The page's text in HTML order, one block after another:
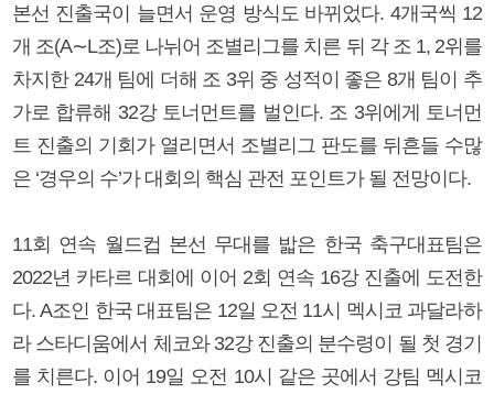
본선 진출국이 늘면서 운영 방식도 바뀌었다. 4개국씩 12
개 조(A∼L조)로 나뉘어 조별리그를 치른 뒤 각 조 1, 2위를
차지한 24개 팀에 더해 조 3위 중 성적이 좋은 8개 팀이 추
가로 합류해 32강 토너먼트를 벌인다. 조 3위에게 토너먼
트 진출의 기회가 열리면서 조별리그 판도를 뒤흔들 수많
은 ‘경우의 수’가 대회의 핵심 관전 포인트가 될 전망이다.
11회 연속 월드컵 본선 무대를 밟은 한국 축구대표팀은
2022년 카타르 대회에 이어 2회 연속 16강 진출에 도전한
다. A조인 한국 대표팀은 12일 오전 11시 멕시코 과달라하
라 스타디움에서 체코와 32강 진출의 분수령이 될 첫 경기
를 치른다. 이어 19일 오전 10시 같은 곳에서 강팀 멕시코